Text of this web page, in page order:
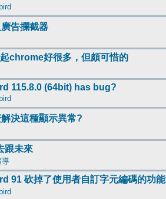
告攔截器
chrome好很多，但頗可惜的
115.8.0 (64bit) has bug?
決這種顯示異常?
跟未來
導
91 砍掉了使用者自訂字元編碼的功能